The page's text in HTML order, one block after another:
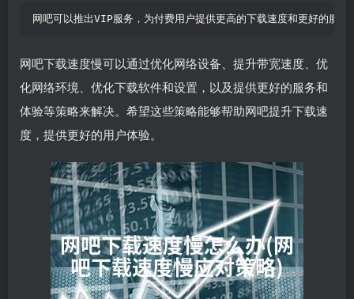
网吧可以推出VIP服务，为付费用户提供更高的下载速度和更好的服
网吧下载速度慢可以通过优化网络设备、提升带宽速度、优
化网络环境、优化下载软件和设置，以及提供更好的服务和
体验等策略来解决。希望这些策略能够帮助网吧提升下载速
度，提供更好的用户体验。